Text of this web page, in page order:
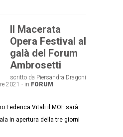
Il Macerata
Opera Festival al
galà del Forum
Ambrosetti
scritto da Piersandra Dragoni
2021 - in FORUM
Federica Vitali il MOF sarà
in apertura della tre giorni